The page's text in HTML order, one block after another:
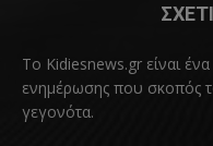
Το Kidiesnews.gr είναι
ενημέρωσης που σκοπός
γεγονότα.